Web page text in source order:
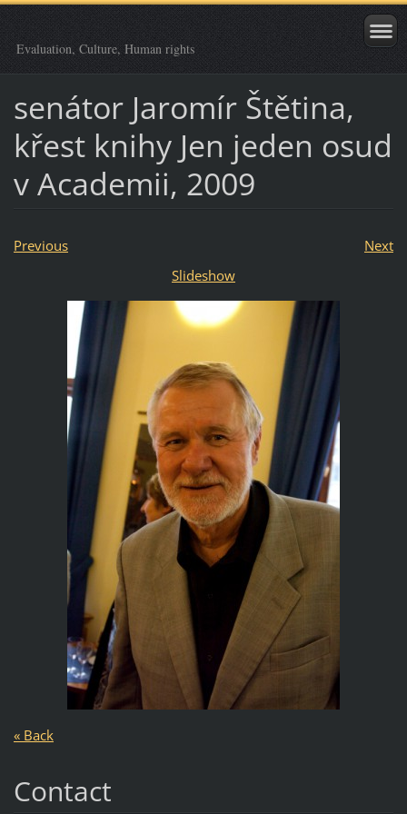
Evaluation, Culture, Human rights
senátor Jaromír Štětina,
křest knihy Jen jeden osud
v Academii, 2009
Previous
Next
Slideshow
« Back
Contact